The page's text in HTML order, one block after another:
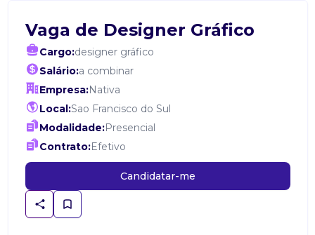
Vaga de Designer Gráfico
Cargo:designer gráfico
Salário:a combinar
Empresa:Nativa
Local:Sao Francisco do Sul
Modalidade:Presencial
Contrato:Efetivo
Candidatar-me